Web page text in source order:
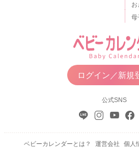
お
母
ログイン／新規
公式SNS
ベビーカレンダーとは？ 運営会社 個人